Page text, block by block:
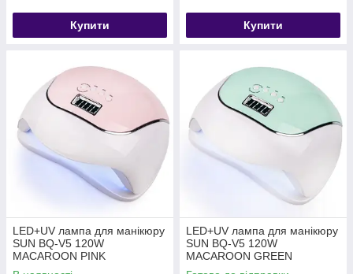
Купити Купити
LED+UV лампа для манікюру
SUN BQ-V5 120W
MACAROON PINK
LED+UV лампа для манікюру
SUN BQ-V5 120W
MACAROON GREEN